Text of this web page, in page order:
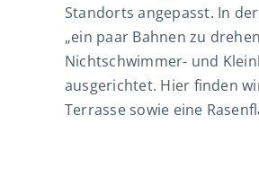
Standorts angepasst. In
„ein paar Bahnen zu
Nichtschwimmer- und
ausgerichtet. Hier finden
Terrasse sowie eine